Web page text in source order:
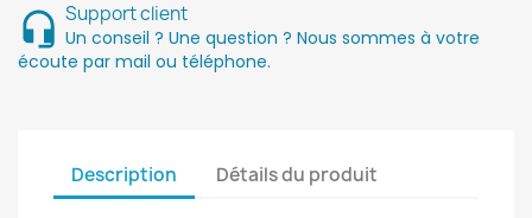
Support client
Un conseil ? Une question ? Nous sommes à votre
écoute par mail ou téléphone.
Description Détails du produit